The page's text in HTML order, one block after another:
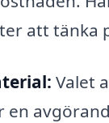
att tänka
Valet
en